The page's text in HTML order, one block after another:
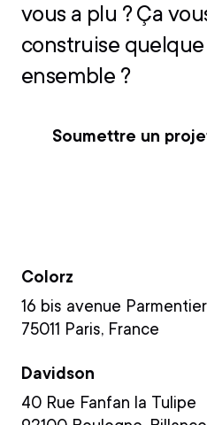
vous a plu ? Ça
construise
ensemble ?
Soumettre un
Colorz
16 bis avenue Parmentier
75011 Paris, France
Davidson
40 Rue Fanfan la Tulipe